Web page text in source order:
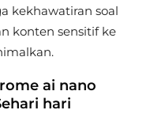
kekhawatiran soal
konten sensitif ke
ai nano
hari